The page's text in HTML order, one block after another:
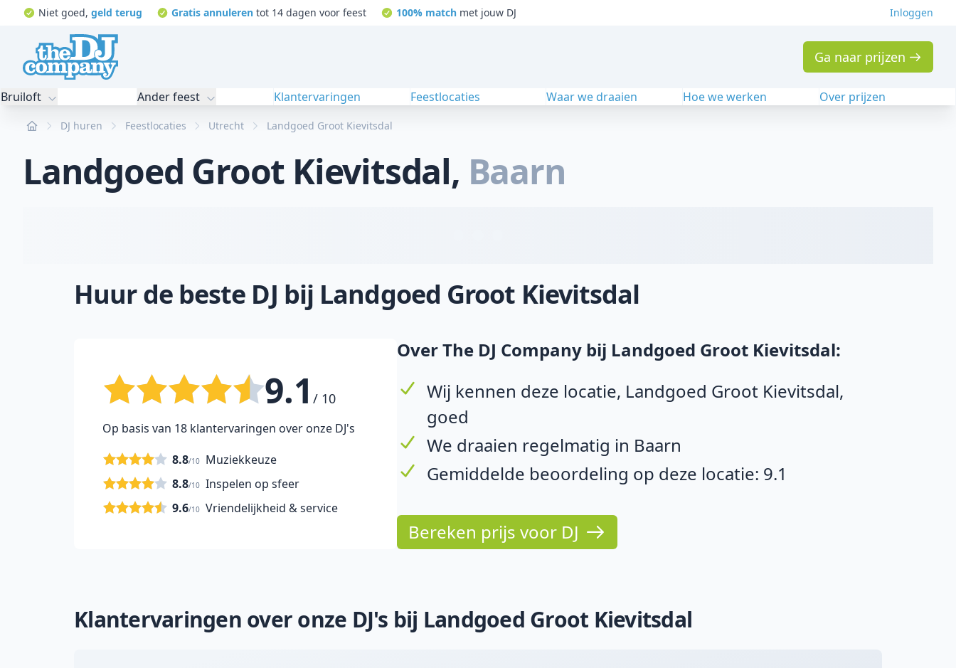
Niet goed, geld terug Gratis annuleren tot 14 dagen voor feest 100% matchmet jouw DJ Inloggen
Ga naar prijzen
Bruiloft Ander feest Klantervaringen Feestlocaties Waar we draaien Hoe we werken Over prijzen
Home DJ huren Feestlocaties Utrecht Landgoed Groot Kievitsdal
Landgoed Groot Kievitsdal, Baarn
Huur de beste DJ bij Landgoed Groot Kievitsdal
9.1 / 10
Op basis van 18 klantervaringen over onze DJ's
Muziekkeuze
8.8/10
Inspelen op sfeer
8.8/10
Vriendelijkheid & service
9.6/10
Over The DJ Company bij Landgoed Groot Kievitsdal:
Wij kennen deze locatie, Landgoed Groot Kievitsdal,
goed
We draaien regelmatig in Baarn
Gemiddelde beoordeling op deze locatie: 9.1
Bereken prijs voor DJ
Klantervaringen over onze DJ's bij Landgoed Groot Kievitsdal